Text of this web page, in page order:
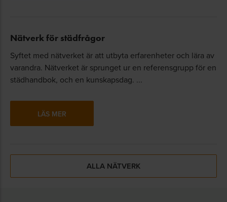
Nätverk för städfrågor
Syftet med nätverket är att utbyta erfarenheter och lära av
varandra. Nätverket är sprunget ur en referensgrupp för en
städhandbok, och en kunskapsdag. ...
LÄS MER
ALLA NÄTVERK